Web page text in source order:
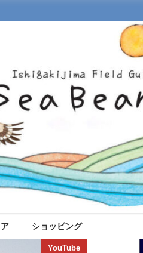
ショッピング
YouTube